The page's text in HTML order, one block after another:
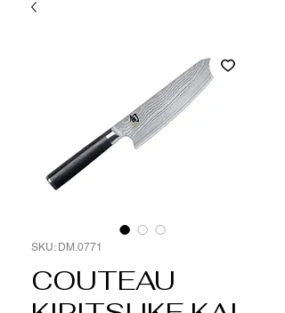
SKU: DM.0771
COUTEAU